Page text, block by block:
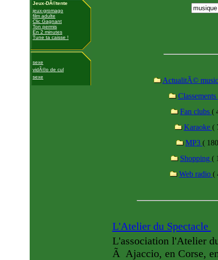
Jeux-DÃ©tente
jeux-gromago
film adulte
Clic Gagnant
Ton permis
En 2 minutes
Tune ta caisse !
sexe
vidÃ©o de cul
sexe
ActualitÃ©
Classements
Fan clubs (
Karaoke (
MP3 (
Shopping (
Web radio (
L'Atelier du Spectacle
L'association l'Atelier
Ã Ajaccio, en Corse,